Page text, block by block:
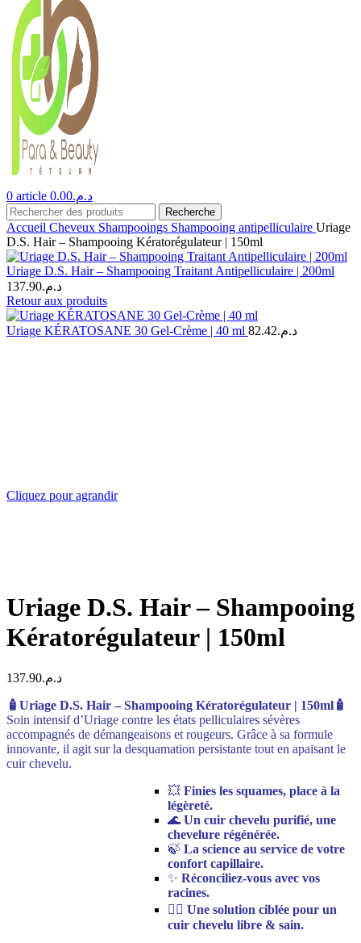
0 article د.م.0.00
Recherche
Accueil Cheveux Shampooings Shampooing antipelliculaire Uriage
D.S. Hair – Shampooing Kératorégulateur | 150ml
Uriage D.S. Hair – Shampooing Traitant Antipelliculaire | 200ml
د.م.137.90
Retour aux produits
Uriage KÉRATOSANE 30 Gel-Crème | 40 ml د.م.82.42
Cliquez pour agrandir
Uriage D.S. Hair – Shampooing
Kératorégulateur | 150ml
د.م.137.90
🧴Uriage D.S. Hair – Shampooing Kératorégulateur | 150ml🧴
Soin intensif d’Uriage contre les états pelliculaires sévères
accompagnés de démangeaisons et rougeurs. Grâce à sa formule
innovante, il agit sur la desquamation persistante tout en apaisant le
cuir chevelu.
💥 Finies les squames, place à la
légèreté.
🌊 Un cuir chevelu purifié, une
chevelure régénérée.
🍃 La science au service de votre
confort capillaire.
✨ Réconciliez-vous avec vos
racines.
🧖‍♀️ Une solution ciblée pour un
cuir chevelu libre & sain.